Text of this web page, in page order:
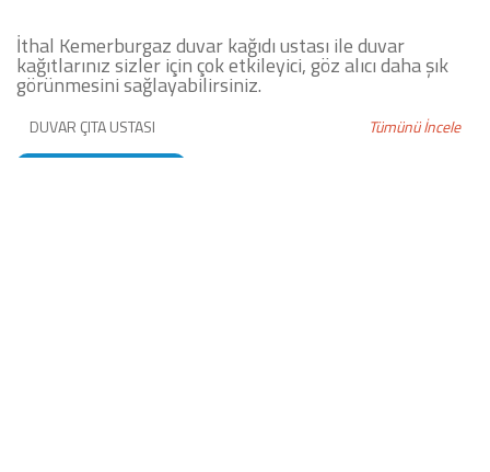
İthal Kemerburgaz duvar kağıdı ustası ile duvar
kağıtlarınız sizler için çok etkileyici, göz alıcı daha şık
görünmesini sağlayabilirsiniz.
DUVAR ÇITA USTASI Tümünü İncele